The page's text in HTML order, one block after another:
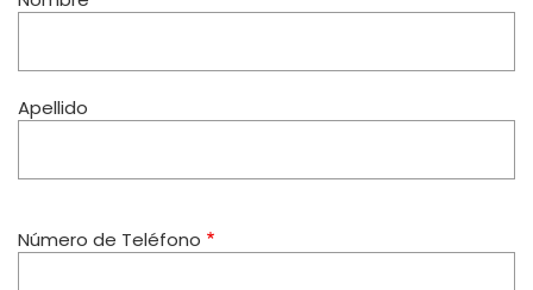
Apellido
Número de Teléfono